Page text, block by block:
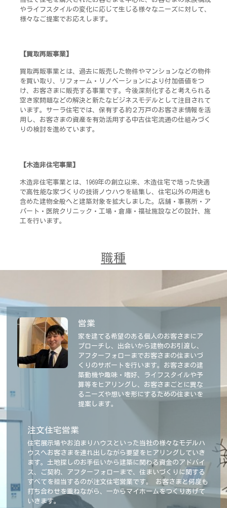
やライフスタイルの変化に応じて生じる様々なニーズに対して、
様々なご提案でお応えします。
【買取再販事業】
買取再販事業とは、過去に販売した物件やマンションなどの物件
を買い取り、リフォーム・リノベーションにより付加価値をつ
け、お客さまに販売する事業です。今後深刻化すると考えられる
空き家問題などの解決と新たなビジネスモデルとして注目されて
います。サーラ住宅では、保有する約２万戸のお客さま情報を活
用し、お客さまの資産を有効活用する中古住宅流通の仕組みづく
りの検討を進めています。
【木造非住宅事業】
木造非住宅事業とは、1969年の創立以来、木造住宅で培った快適
で高性能な家づくりの技術ノウハウを結集し、住宅以外の用途も
含めた建物全般へと建築対象を拡大しました。店舗・事務所・ア
パート・医院クリニック・工場・倉庫・福祉施設などの設計、施
工を行います。
職種
営業
家を建てる希望のある個人のお客さまにア
プローチし、出会いから建物のお引渡し、
アフターフォローまでお客さまの住まいづ
くりのサポートを行います。お客さまの建
築動機や趣味・嗜好、ライフスタイルや予
算等をヒアリングし、お客さまごとに異な
るニーズや想いを形にするための住まいを
提案します。
注文住宅営業
住宅展示場やお泊まりハウスといった当社の様々なモデルハ
ウスへお客さまを連れ出しながら要望をヒアリングしていき
ます。土地探しのお手伝いから建築に関わる資金のアドバイ
ス、ご契約、アフターフォローまで、住まいづくりに関する
すべてを担当するのが注文住宅営業です。 お客さまと何度も
打ち合わせを重ねながら、一からマイホームをつくりあげて
いきます。